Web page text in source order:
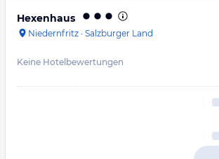
Hexenhaus
Niedernfritz · Salzburger Land
Keine Hotelbewertungen